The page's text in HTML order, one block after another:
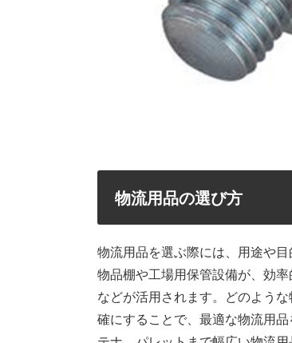
物流用品の選び方
物流用品を選ぶ際には、用途や
物品棚や工場用保管設備が、効
などが活用されます。どのよう
確にすることで、最適な物流用